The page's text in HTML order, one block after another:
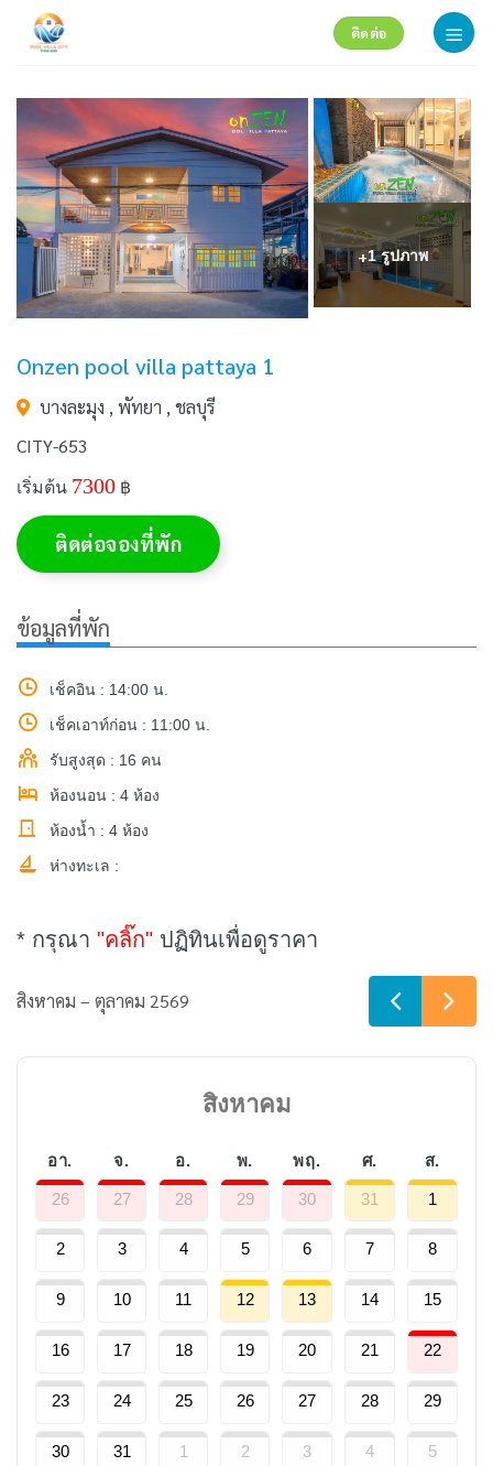
ติดต่อ
+1 รูปภาพ
Onzen pool villa pattaya 1
บางละมุง , พัทยา , ชลบุรี
CITY-653
เริ่มต้น 7300 ฿
ติดต่อจองที่พัก
ข้อมูลที่พัก
เช็คอิน : 14:00 น.
เช็คเอาท์ก่อน : 11:00 น.
รับสูงสุด : 16 คน
ห้องนอน : 4 ห้อง
ห้องน้ำ : 4 ห้อง
ห่างทะเล :
* กรุณา "คลิ๊ก" ปฏิทินเพื่อดูราคา
สิงหาคม – ตุลาคม 2569
สิงหาคม
อา. จ. อ. พ. พฤ. ศ. ส.
26 27 28 29 30 31 1
2 3 4 5 6 7 8
9 10 11 12 13 14 15
16 17 18 19 20 21 22
23 24 25 26 27 28 29
30 31 1 2 3 4 5